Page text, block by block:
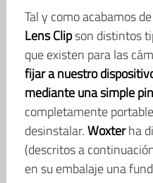
Tal y como acabamos
Lens Clipson distintos
que existen para las
fijar a nuestro
mediante una simple
completamente
desinstalar.Woxterha
(descritos a
en su embalaje una